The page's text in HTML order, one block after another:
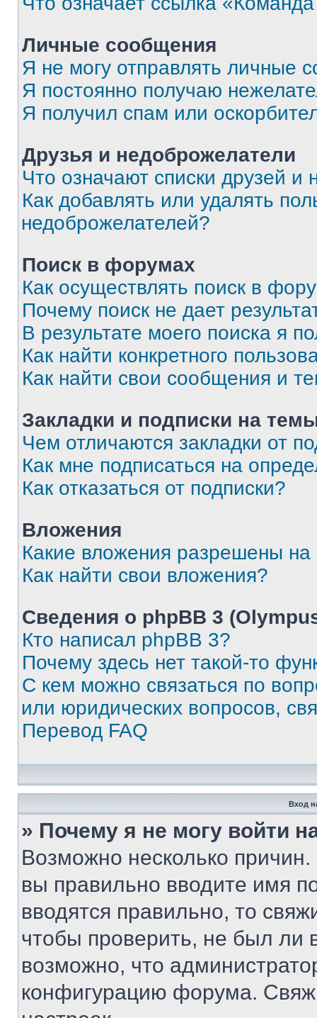
Личные сообщения
Я не могу отправлять личные
Я постоянно получаю
Я получил спам или
Друзья и недоброжелатели
Что означают списки друзей и
Как добавлять или удалять
недоброжелателей?
Поиск в форумах
Как осуществлять поиск в
Почему поиск не дает
В результате моего поиска я
Как найти конкретного
Как найти свои сообщения и
Закладки и подписки на
Чем отличаются закладки от
Как мне подписаться на
Как отказаться от подписки?
Вложения
Какие вложения разрешены
Как найти свои вложения?
Сведения о phpBB 3
Кто написал phpBB 3?
Почему здесь нет такой-то
С кем можно связаться по
или юридических вопросов,
Перевод FAQ
Вход
» Почему я не могу войти
Возможно несколько
вы правильно вводите имя
вводятся правильно, то
чтобы проверить, не был ли
возможно, что
конфигурацию форума.